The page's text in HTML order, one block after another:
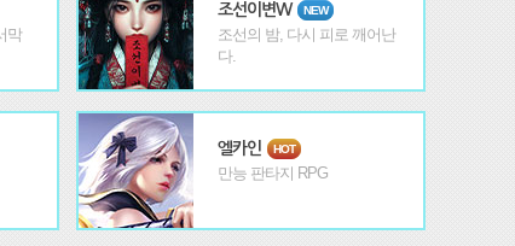
막
조선이변W NEW
조선의 밤, 다시 피로 깨어난
다.
엘카인 HOT
만능 판타지 RPG